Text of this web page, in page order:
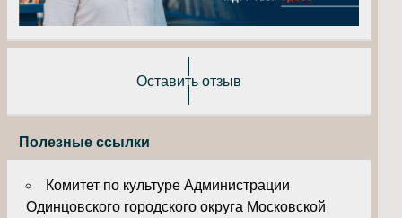
Оставить отзыв
Полезные ссылки
Комитет по культуре Администрации
Одинцовского городского округа Московской